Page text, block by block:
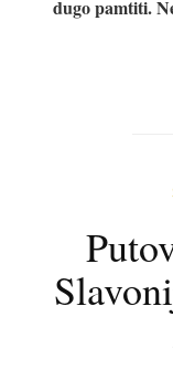
dugo pamtiti.